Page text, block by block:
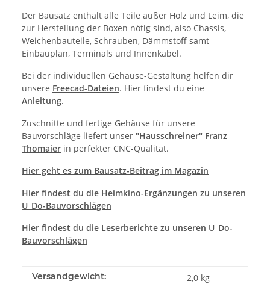
Der Bausatz enthält alle Teile außer Holz und Leim, die
zur Herstellung der Boxen nötig sind, also Chassis,
Weichenbauteile, Schrauben, Dämmstoff samt
Einbauplan, Terminals und Innenkabel.
Bei der individuellen Gehäuse-Gestaltung helfen dir
unsere Freecad-Dateien. Hier findest du eine
Anleitung.
Zuschnitte und fertige Gehäuse für unsere
Bauvorschläge liefert unser "Hausschreiner" Franz
Thomaier in perfekter CNC-Qualität.
Hier geht es zum Bausatz-Beitrag im Magazin
Hier findest du die Heimkino-Ergänzungen zu unseren
U_Do-Bauvorschlägen
Hier findest du die Leserberichte zu unseren U_Do-
Bauvorschlägen
Versandgewicht: 2,0 kg